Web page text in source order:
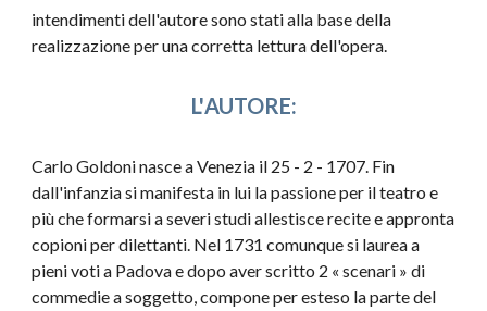
intendimenti dell'autore sono stati alla base della
realizzazione per una corretta lettura dell'opera.
L'AUTORE:
Carlo Goldoni nasce a Venezia il 25 - 2 - 1707. Fin
dall'infanzia si manifesta in lui la passione per il teatro e
più che formarsi a severi studi allestisce recite e appronta
copioni per dilettanti. Nel 1731 comunque si laurea a
pieni voti a Padova e dopo aver scritto 2 « scenari » di
commedie a soggetto, compone per esteso la parte del